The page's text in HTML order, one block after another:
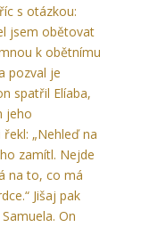
s otázkou:
jsem obětovat
k obětnímu
pozval je
spatřil Elíaba,
jeho
„Nehleď na
zamítl. Nejde
na to, co má
Jišaj pak
On